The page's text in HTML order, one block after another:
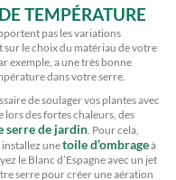
TEMPÉRATURE
pas les variations
le choix du matériau de votre
exemple, a une très bonne
dans votre serre.
de soulager vos plantes avec
lors des fortes chaleurs, des
serre de jardin . Pour cela,
installez unetoile d’ombrageà
le Blanc d’Espagne avec un jet
serre pour créer une aération